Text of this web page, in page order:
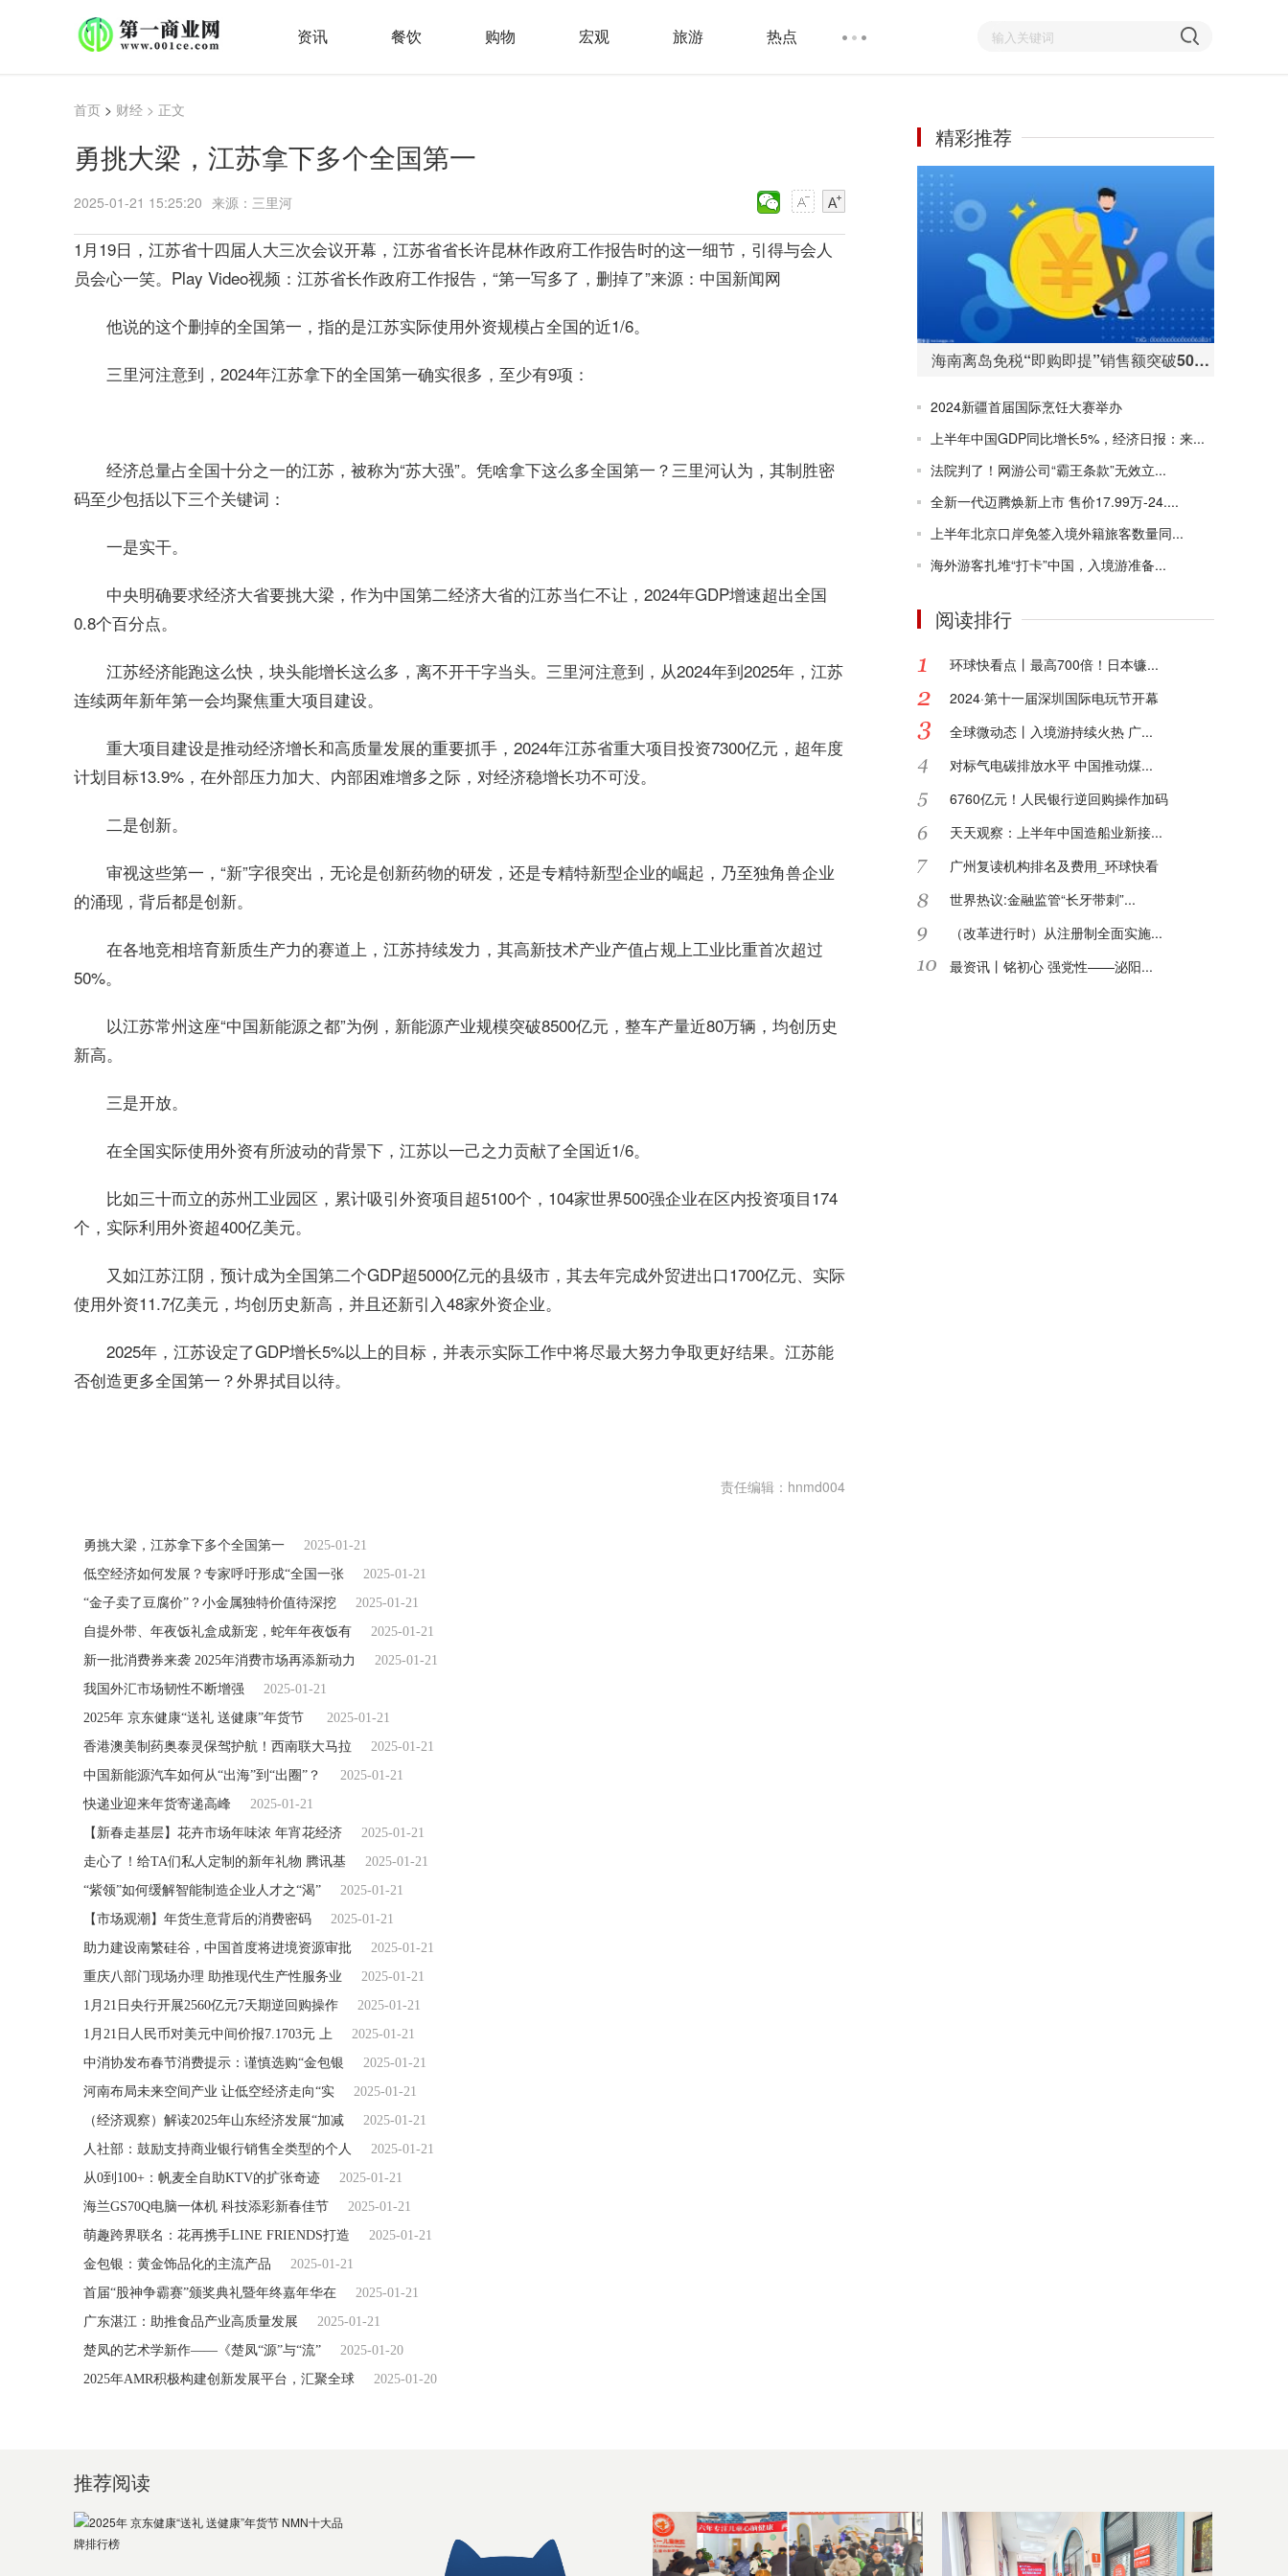
资讯 餐饮 购物 宏观 旅游 热点
首页 > 财经 > 正文
勇挑大梁，江苏拿下多个全国第一
2025-01-21 15:25:20 来源：三里河
1月19日，江苏省十四届人大三次会议开幕，江苏省省长许昆林作政府工作报告时的这一细节，引得与会人
员会心一笑。Play Video视频：江苏省长作政府工作报告，“第一写多了，删掉了”来源：中国新闻网
他说的这个删掉的全国第一，指的是江苏实际使用外资规模占全国的近1/6。
三里河注意到，2024年江苏拿下的全国第一确实很多，至少有9项：
经济总量占全国十分之一的江苏，被称为“苏大强”。凭啥拿下这么多全国第一？三里河认为，其制胜密
码至少包括以下三个关键词：
一是实干。
中央明确要求经济大省要挑大梁，作为中国第二经济大省的江苏当仁不让，2024年GDP增速超出全国
0.8个百分点。
江苏经济能跑这么快，块头能增长这么多，离不开干字当头。三里河注意到，从2024年到2025年，江苏
连续两年新年第一会均聚焦重大项目建设。
重大项目建设是推动经济增长和高质量发展的重要抓手，2024年江苏省重大项目投资7300亿元，超年度
计划目标13.9%，在外部压力加大、内部困难增多之际，对经济稳增长功不可没。
二是创新。
审视这些第一，“新”字很突出，无论是创新药物的研发，还是专精特新型企业的崛起，乃至独角兽企业
的涌现，背后都是创新。
在各地竞相培育新质生产力的赛道上，江苏持续发力，其高新技术产业产值占规上工业比重首次超过
50%。
以江苏常州这座“中国新能源之都”为例，新能源产业规模突破8500亿元，整车产量近80万辆，均创历史
新高。
三是开放。
在全国实际使用外资有所波动的背景下，江苏以一己之力贡献了全国近1/6。
比如三十而立的苏州工业园区，累计吸引外资项目超5100个，104家世界500强企业在区内投资项目174
个，实际利用外资超400亿美元。
又如江苏江阴，预计成为全国第二个GDP超5000亿元的县级市，其去年完成外贸进出口1700亿元、实际
使用外资11.7亿美元，均创历史新高，并且还新引入48家外资企业。
2025年，江苏设定了GDP增长5%以上的目标，并表示实际工作中将尽最大努力争取更好结果。江苏能
否创造更多全国第一？外界拭目以待。
责任编辑：hnmd004
勇挑大梁，江苏拿下多个全国第一
2025-01-21
低空经济如何发展？专家呼吁形成“全国一张
2025-01-21
“金子卖了豆腐价”？小金属独特价值待深挖
2025-01-21
自提外带、年夜饭礼盒成新宠，蛇年年夜饭有
2025-01-21
新一批消费券来袭 2025年消费市场再添新动力
2025-01-21
我国外汇市场韧性不断增强
2025-01-21
2025年 京东健康“送礼 送健康”年货节
2025-01-21
香港澳美制药奥泰灵保驾护航！西南联大马拉
2025-01-21
中国新能源汽车如何从“出海”到“出圈”？
2025-01-21
快递业迎来年货寄递高峰
2025-01-21
【新春走基层】花卉市场年味浓 年宵花经济
2025-01-21
走心了！给TA们私人定制的新年礼物 腾讯基
2025-01-21
“紫领”如何缓解智能制造企业人才之“渴”
2025-01-21
【市场观潮】年货生意背后的消费密码
2025-01-21
助力建设南繁硅谷，中国首度将进境资源审批
2025-01-21
重庆八部门现场办理 助推现代生产性服务业
2025-01-21
1月21日央行开展2560亿元7天期逆回购操作
2025-01-21
1月21日人民币对美元中间价报7.1703元 上
2025-01-21
中消协发布春节消费提示：谨慎选购“金包银
2025-01-21
河南布局未来空间产业 让低空经济走向“实
2025-01-21
（经济观察）解读2025年山东经济发展“加减
2025-01-21
人社部：鼓励支持商业银行销售全类型的个人
2025-01-21
从0到100+：帆麦全自助KTV的扩张奇迹
2025-01-21
海兰GS70Q电脑一体机 科技添彩新春佳节
2025-01-21
萌趣跨界联名：花再携手LINE FRIENDS打造
2025-01-21
金包银：黄金饰品化的主流产品
2025-01-21
首届“股神争霸赛”颁奖典礼暨年终嘉年华在
2025-01-21
广东湛江：助推食品产业高质量发展
2025-01-21
楚凤的艺术学新作——《楚凤“源”与“流”
2025-01-20
2025年AMR积极构建创新发展平台，汇聚全球
2025-01-20
精彩推荐
海南离岛免税“即购即提”销售额突破50亿元 购物人数255万人次
2024新疆首届国际烹饪大赛举办
上半年中国GDP同比增长5%，经济日报：来...
法院判了！网游公司“霸王条款”无效立...
全新一代迈腾焕新上市 售价17.99万-24....
上半年北京口岸免签入境外籍旅客数量同...
海外游客扎堆“打卡”中国，入境游准备...
阅读排行
环球快看点丨最高700倍！日本镰...
2024·第十一届深圳国际电玩节开幕
全球微动态丨入境游持续火热 广...
对标气电碳排放水平 中国推动煤...
6760亿元！人民银行逆回购操作加码
天天观察：上半年中国造船业新接...
广州复读机构排名及费用_环球快看
世界热议:金融监管“长牙带刺”...
（改革进行时）从注册制全面实施...
最资讯丨铭初心 强党性——泌阳...
推荐阅读